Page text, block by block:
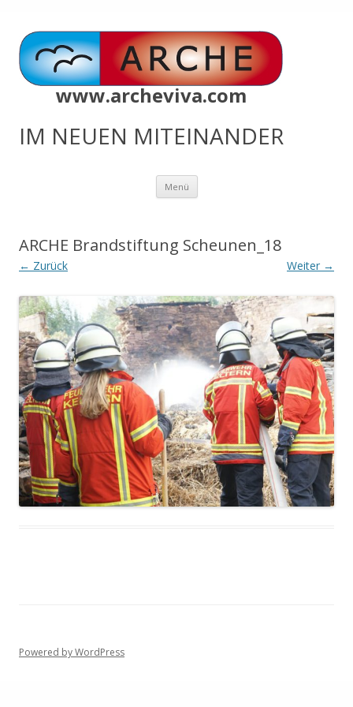
www.archeviva.com
IM NEUEN MITEINANDER
Menü Zum
springen
ARCHE Brandstiftung Scheunen_18
← Zurück Weiter →
Powered by WordPress